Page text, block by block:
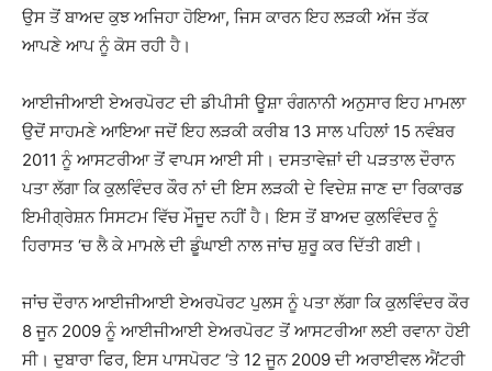
ਉਸ ਤੋਂ ਬਾਅਦ ਕੁਝ ਅਜਿਹਾ ਹੋਇਆ, ਜਿਸ ਕਾਰਨ ਇਹ ਲੜਕੀ ਅੱਜ ਤੱਕ
ਆਪਣੇ ਆਪ ਨੂੰ ਕੋਸ ਰਹੀ ਹੈ।
ਆਈਜੀਆਈ ਏਅਰਪੋਰਟ ਦੀ ਡੀਪੀਸੀ ਊਸ਼ਾ ਰੰਗਨਾਨੀ ਅਨੁਸਾਰ ਇਹ ਮਾਮਲਾ
ਉਦੋਂ ਸਾਹਮਣੇ ਆਇਆ ਜਦੋਂ ਇਹ ਲੜਕੀ ਕਰੀਬ 13 ਸਾਲ ਪਹਿਲਾਂ 15 ਨਵੰਬਰ
2011 ਨੂੰ ਆਸਟਰੀਆ ਤੋਂ ਵਾਪਸ ਆਈ ਸੀ। ਦਸਤਾਵੇਜ਼ਾਂ ਦੀ ਪੜਤਾਲ ਦੌਰਾਨ
ਪਤਾ ਲੱਗਾ ਕਿ ਕੁਲਵਿੰਦਰ ਕੌਰ ਨਾਂ ਦੀ ਇਸ ਲੜਕੀ ਦੇ ਵਿਦੇਸ਼ ਜਾਣ ਦਾ ਰਿਕਾਰਡ
ਇਮੀਗ੍ਰੇਸ਼ਨ ਸਿਸਟਮ ਵਿੱਚ ਮੌਜੂਦ ਨਹੀਂ ਹੈ। ਇਸ ਤੋਂ ਬਾਅਦ ਕੁਲਵਿੰਦਰ ਨੂੰ
ਹਿਰਾਸਤ ‘ਚ ਲੈ ਕੇ ਮਾਮਲੇ ਦੀ ਡੂੰਘਾਈ ਨਾਲ ਜਾਂਚ ਸ਼ੁਰੂ ਕਰ ਦਿੱਤੀ ਗਈ।
ਜਾਂਚ ਦੌਰਾਨ ਆਈਜੀਆਈ ਏਅਰਪੋਰਟ ਪੁਲਸ ਨੂੰ ਪਤਾ ਲੱਗਾ ਕਿ ਕੁਲਵਿੰਦਰ ਕੌਰ
8 ਜੂਨ 2009 ਨੂੰ ਆਈਜੀਆਈ ਏਅਰਪੋਰਟ ਤੋਂ ਆਸਟਰੀਆ ਲਈ ਰਵਾਨਾ ਹੋਈ
ਸੀ। ਦੁਬਾਰਾ ਫਿਰ, ਇਸ ਪਾਸਪੋਰਟ ‘ਤੇ 12 ਜੂਨ 2009 ਦੀ ਅਰਾਈਵਲ ਐਂਟਰੀ